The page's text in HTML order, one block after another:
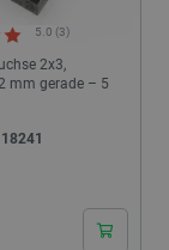
2x3,
mm gerade – 5
5.0 (3)